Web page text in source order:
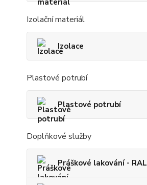
Izolační materiál
Izolace
Plastové potrubí
Plastové potrubí
Doplňkové služby
Práškové lakování - RAL